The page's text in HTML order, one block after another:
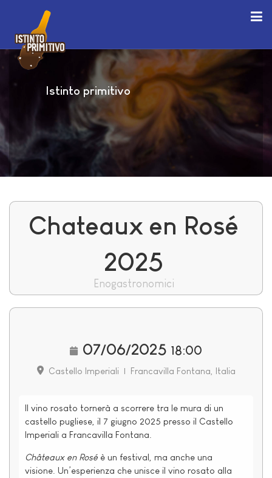
Istinto primitivo
Chateaux en Rosé
2025
Enogastronomici
07/06/2025 18:00
Castello Imperiali | Francavilla Fontana, Italia
Il vino rosato tornerà a scorrere tra le mura di un
castello pugliese, iI 7 giugno 2025 presso il Castello
Imperiali a Francavilla Fontana.
Châteaux en Rosé è un festival, ma anche una
visione. Un’esperienza che unisce il vino rosato alla